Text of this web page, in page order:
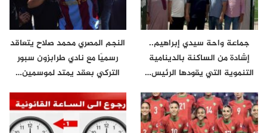
جماعة واحة سيدي إبراهيم..
إشادة من الساكنة بالدينامية
التنموية التي يقودها الرئيس…
النجم المصري محمد صلاح يتعاقد
رسميًا مع نادي طرابزون سبور
التركي بعقد يمتد لموسمين…